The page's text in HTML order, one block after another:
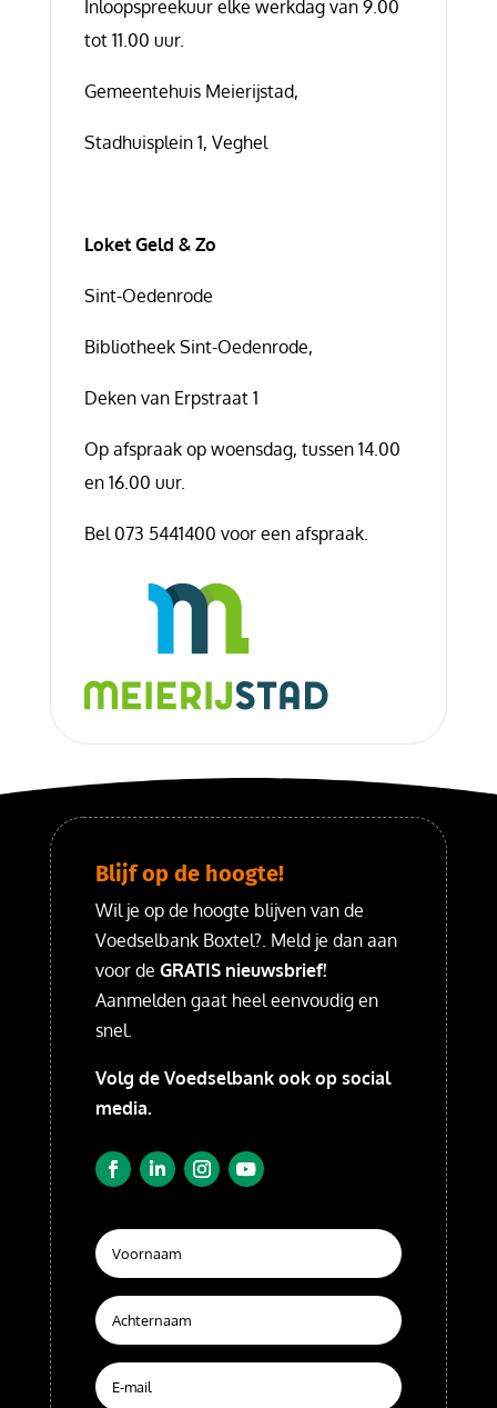
Inloopspreekuur elke werkdag van 9.00
tot 11.00 uur.
Gemeentehuis Meierijstad,
Stadhuisplein 1, Veghel
Loket Geld & Zo
Sint-Oedenrode
Bibliotheek Sint-Oedenrode,
Deken van Erpstraat 1
Op afspraak op woensdag, tussen 14.00
en 16.00 uur.
Bel 073 5441400 voor een afspraak.
Blijf op de hoogte!
Wil je op de hoogte blijven van de
Voedselbank Boxtel?. Meld je dan aan
voor de GRATIS nieuwsbrief!
Aanmelden gaat heel eenvoudig en
snel.
Volg de Voedselbank ook op social
media.